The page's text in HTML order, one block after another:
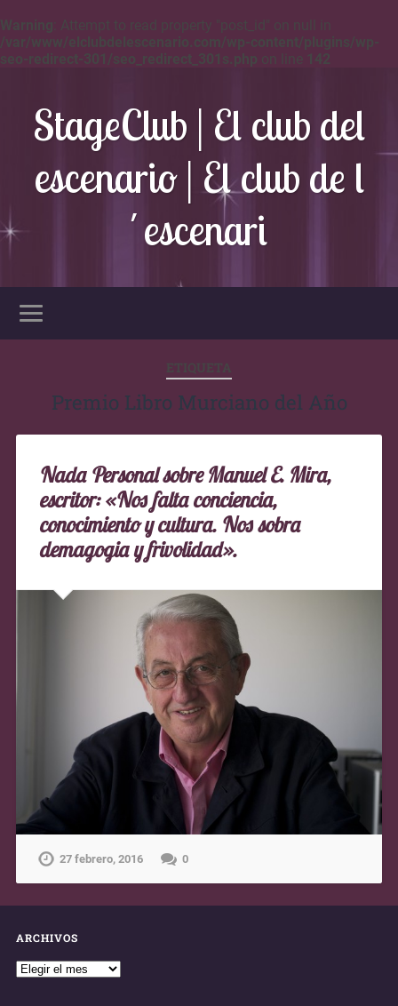
Warning : Attempt to read property "post_id" on null in
/var/www/elclubdelescenario.com/wp-content/plugins/wp-
seo-redirect-301/seo_redirect_301s.php on line 142
StageClub | El club del
escenario | El club de l
´escenari
ETIQUETA
Premio Libro Murciano del Año
Nada Personal sobre Manuel E. Mira,
escritor: «Nos falta conciencia,
conocimiento y cultura. Nos sobra
demagogia y frivolidad».
27 febrero, 2016 0
ARCHIVOS